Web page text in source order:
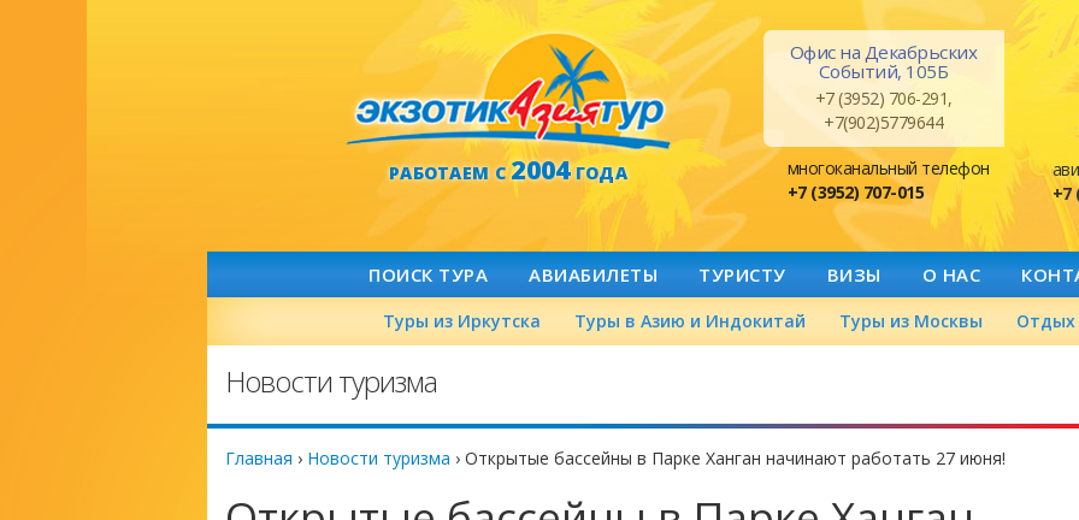
РАБОТАЕМ С2004ГОДА
Офис на Декабрьских
Событий, 105Б
+7 (3952) 706-291,
+7(902)5779644
многоканальный телефон
+7 (3952) 707-015
+7
ПОИСК ТУРА АВИАБИЛЕТЫ ТУРИСТУ ВИЗЫ О НАС
Туры из Иркутска Туры в Азию и Индокитай Туры из Москвы Отдых
Новости туризма
Главная › Новости туризма › Открытые бассейны в Парке Ханган начинают работать 27 июня!